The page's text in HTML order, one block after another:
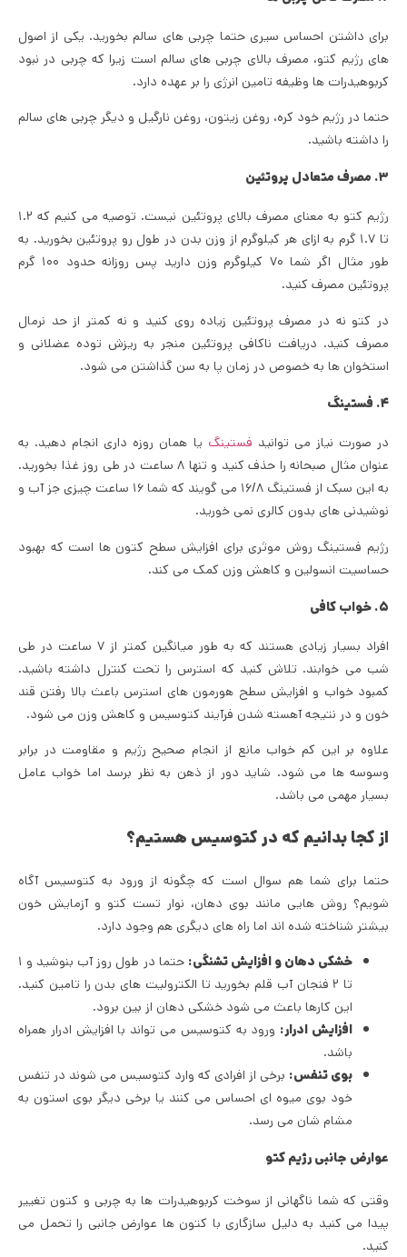
برای داشتن احساس سیری حتما چربی های سالم بخورید. یکی از اصول
های رژیم کتو، مصرف بالای چربی های سالم است زیرا که چربی در نبود
کربوهیدرات ها وظیفه تامین انرژی را بر عهده دارد.
حتما در رژیم خود کره، روغن زیتون، روغن نارگیل و دیگر چربی های سالم
را داشته باشید.
۳. مصرف متعادل پروتئین
رژیم کتو به معنای مصرف بالای پروتئین نیست. توصیه می کنیم که ۱.۲
تا ۱.۷ گرم به ازای هر کیلوگرم از وزن بدن در طول رو پروتئین بخورید. به
طور مثال اگر شما ۷۰ کیلوگرم وزن دارید پس روزانه حدود ۱۰۰ گرم
پروتئین مصرف کنید.
در کتو نه در مصرف پروتئین زیاده روی کنید و نه کمتر از حد نرمال
مصرف کنید. دریافت ناکافی پروتئین منجر به ریزش توده عضلانی و
استخوان ها به خصوص در زمان پا به سن گذاشتن می شود.
۴. فستینگ
در صورت نیاز می توانید فستینگ یا همان روزه داری انجام دهید. به
عنوان مثال صبحانه را حذف کنید و تنها ۸ ساعت در طی روز غذا بخورید.
به این سبک از فستینگ ۱۶/۸ می گویند که شما ۱۶ ساعت چیزی جز آب و
نوشیدنی های بدون کالری نمی خورید.
رژیم فستینگ روش موثری برای افزایش سطح کتون ها است که بهبود
حساسیت انسولین و کاهش وزن کمک می کند.
۵. خواب کافی
افراد بسیار زیادی هستند که به طور میانگین کمتر از ۷ ساعت در طی
شب می خوابند. تلاش کنید که استرس را تحت کنترل داشته باشید.
کمبود خواب و افزایش سطح هورمون های استرس باعث بالا رفتن قند
خون و در نتیجه آهسته شدن فرآیند کتوسیس و کاهش وزن می شود.
علاوه بر این کم خواب مانع از انجام صحیح رژیم و مقاومت در برابر
وسوسه ها می شود. شاید دور از ذهن به نظر برسد اما خواب عامل
بسیار مهمی می باشد.
از کجا بدانیم که در کتوسیس هستیم؟
حتما برای شما هم سوال است که چگونه از ورود به کتوسیس آگاه
شویم؟ روش هایی مانند بوی دهان، نوار تست کتو و آزمایش خون
بیشتر شناخته شده اند اما راه های دیگری هم وجود دارد.
خشکی دهان و افزایش تشنگی:
حتما در طول روز آب بنوشید و ۱
تا ۲ فنجان آب قلم بخورید تا الکترولیت های بدن را تامین کنید.
این کارها باعث می شود خشکی دهان از بین برود.
افزایش ادرار: ورود به کتوسیس می تواند با افزایش ادرار همراه
باشد.
بوی تنفس: برخی از افرادی که وارد کتوسیس می شوند در تنفس
خود بوی میوه ای احساس می کنند یا برخی دیگر بوی استون به
مشام شان می رسد.
عوارض جانبی رژیم کتو
وقتی که شما ناگهانی از سوخت کربوهیدرات ها به چربی و کتون تغییر
پیدا می کنید به دلیل سازگاری با کتون ها عوارض جانبی را تحمل می
کنید.